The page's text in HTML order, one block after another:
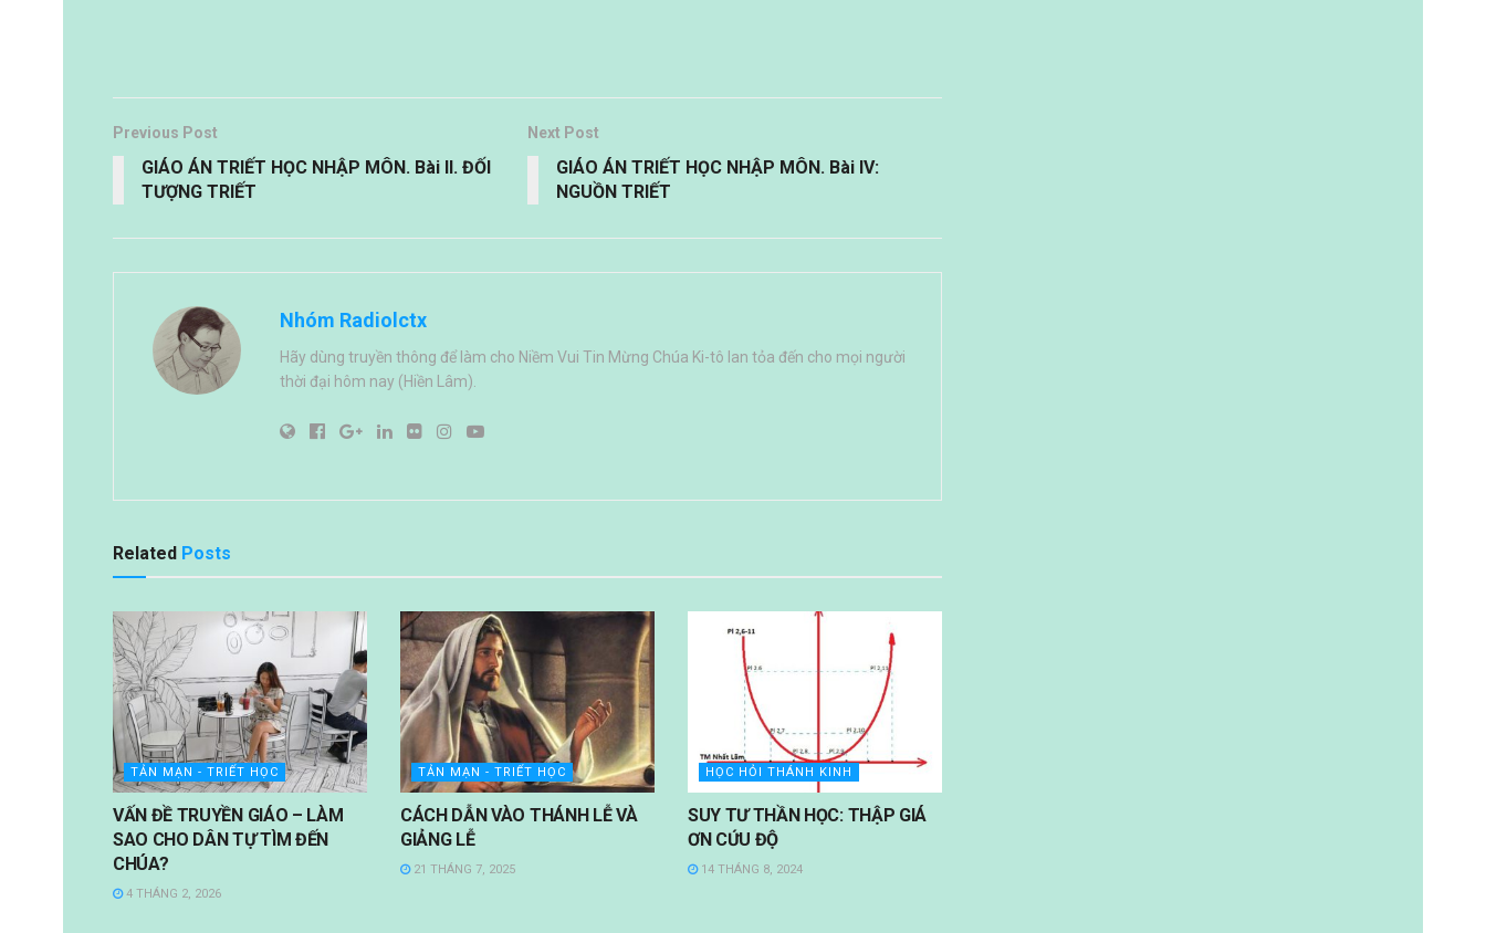
Previous Post
GIÁO ÁN TRIẾT HỌC NHẬP MÔN. Bài II. ĐỐI
TƯỢNG TRIẾT
Next Post
GIÁO ÁN TRIẾT HỌC NHẬP MÔN. Bài IV:
NGUỒN TRIẾT
Nhóm Radiolctx
Hãy dùng truyền thông để làm cho Niềm Vui Tin Mừng Chúa Ki-tô lan tỏa đến cho mọi người
thời đại hôm nay (Hiền Lâm).
Related Posts
TẢN MẠN - TRIẾT HỌC
VẤN ĐỀ TRUYỀN GIÁO – LÀM
SAO CHO DÂN TỰ TÌM ĐẾN
CHÚA?
4 THÁNG 2, 2026
TẢN MẠN - TRIẾT HỌC
CÁCH DẪN VÀO THÁNH LỄ VÀ
GIẢNG LỄ
21 THÁNG 7, 2025
HỌC HỎI THÁNH KINH
SUY TƯ THẦN HỌC: THẬP GIÁ
ƠN CỨU ĐỘ
14 THÁNG 8, 2024